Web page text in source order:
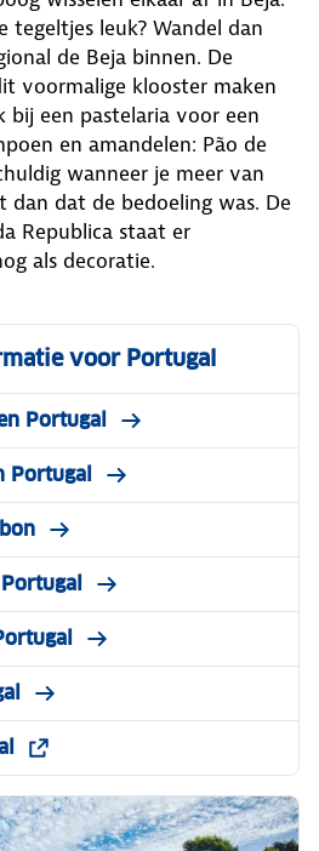
tegeltjes leuk? Wandel dan
de Beja binnen. De
voormalige klooster maken
bij een pastelaria voor een
en amandelen: Pão de
wanneer je meer van
dan dat de bedoeling was. De
Republica staat er
als decoratie.
voor Portugal
Portugal
Portugal